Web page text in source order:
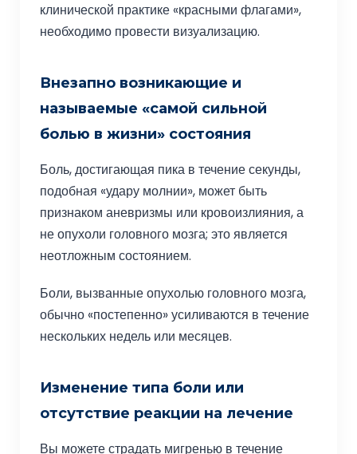
клинической практике «красными флагами»,
необходимо провести визуализацию.
Внезапно возникающие и
называемые «самой сильной
болью в жизни» состояния
Боль, достигающая пика в течение секунды,
подобная «удару молнии», может быть
признаком аневризмы или кровоизлияния, а
не опухоли головного мозга; это является
неотложным состоянием.
Боли, вызванные опухолью головного мозга,
обычно «постепенно» усиливаются в течение
нескольких недель или месяцев.
Изменение типа боли или
отсутствие реакции на лечение
Вы можете страдать мигренью в течение